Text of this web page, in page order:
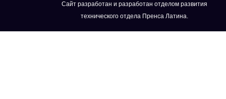
Сайт разработан и разработан отделом развития
технического отдела Пренса Латина.